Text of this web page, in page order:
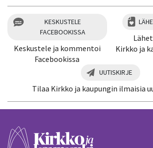
KESKUSTELE
FACEBOOKISSA
Keskustele ja kommentoi
Facebookissa
Kirkko ja
UUTISKIRJE
Tilaa Kirkko ja kaupungin ilmaisia